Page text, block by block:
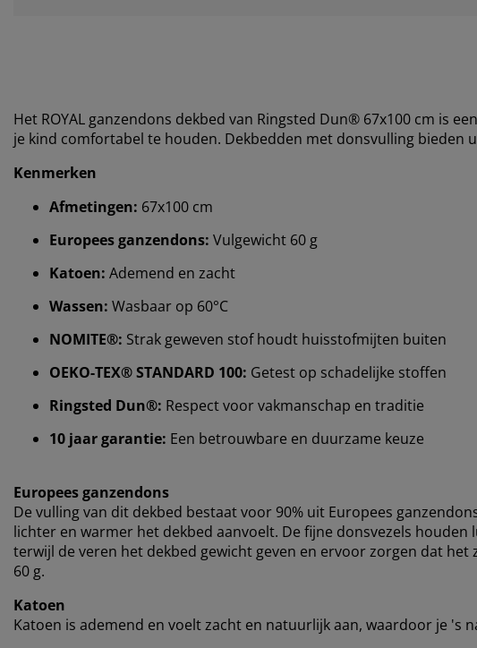
Het ROYAL ganzendons dekbed van Ringsted Dun® 67x100 cm is
je kind comfortabel te houden. Dekbedden met donsvulling bieden
Kenmerken
Afmetingen: 67x100 cm
Europees ganzendons: Vulgewicht 60 g
Katoen: Ademend en zacht
Wassen: Wasbaar op 60°C
NOMITE®: Strak geweven stof houdt huisstofmijten buiten
OEKO-TEX® STANDARD 100: Getest op schadelijke stoffen
Ringsted Dun®: Respect voor vakmanschap en traditie
10 jaar garantie: Een betrouwbare en duurzame keuze
Europees ganzendons
De vulling van dit dekbed bestaat voor 90% uit Europees
lichter en warmer het dekbed aanvoelt. De fijne donsvezels
terwijl de veren het dekbed gewicht geven en ervoor zorgen dat
60 g.
Katoen
Katoen is ademend en voelt zacht en natuurlijk aan, waardoor je 's